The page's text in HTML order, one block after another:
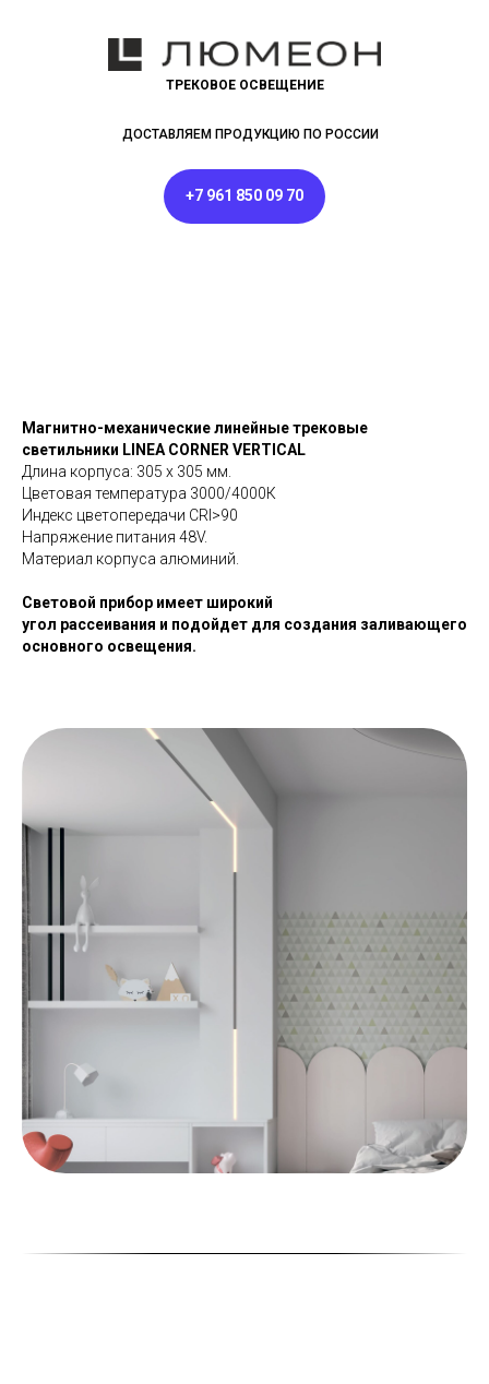
ТРЕКОВОЕ ОСВЕЩЕНИЕ
ДОСТАВЛЯЕМ ПРОДУКЦИЮ ПО РОССИИ
+7 961 850 09 70
Магнитно-механические линейные трековые
светильники LINEA CORNER VERTICAL
Длина корпуса: 305 x 305 мм.
Цветовая температура 3000/4000К
Индекс цветопередачи СRI>90
Напряжение питания 48V.
Материал корпуса алюминий.
Световой прибор имеет широкий
угол рассеивания и подойдет для создания заливающего
основного освещения.